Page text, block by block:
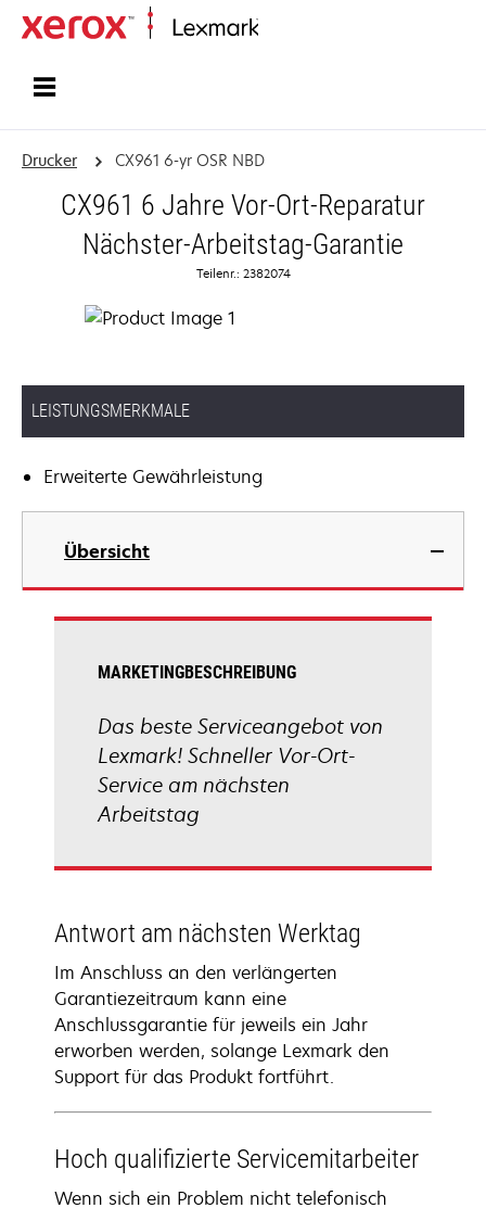
Drucker CX961 6-yr OSR NBD
CX961 6 Jahre Vor-Ort-Reparatur
Nächster-Arbeitstag-Garantie
Teilenr.: 2382074
LEISTUNGSMERKMALE
Erweiterte Gewährleistung
Übersicht
MARKETINGBESCHREIBUNG
Das beste Serviceangebot von
Lexmark! Schneller Vor-Ort-
Service am nächsten
Arbeitstag
Antwort am nächsten Werktag
Im Anschluss an den verlängerten
Garantiezeitraum kann eine
Anschlussgarantie für jeweils ein Jahr
erworben werden, solange Lexmark den
Support für das Produkt fortführt.
Hoch qualifizierte Servicemitarbeiter
Wenn sich ein Problem nicht telefonisch